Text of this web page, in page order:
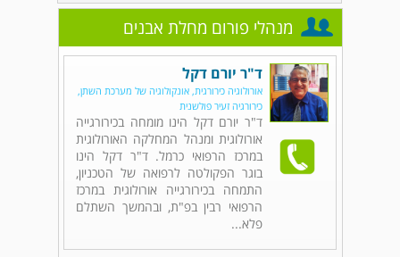
מנהלי פורום מחלת אבנים
ד"ר יורם דקל
אורולוגיה כירורגית, אונקולוגיה של מערכת השתן,
כירורגיה זעיר פולשנית
ד"ר יורם דקל הינו מומחה בכירורגייה
אורולוגית ומנהל המחלקה האורולוגית
במרכז הרפואי כרמל. ד"ר דקל הינו
בוגר הפקולטה לרפואה של הטכניון,
התמחה בכירורגייה אורולוגית במרכז
הרפואי רבין בפ"ת, ובהמשך השתלם
פלא...